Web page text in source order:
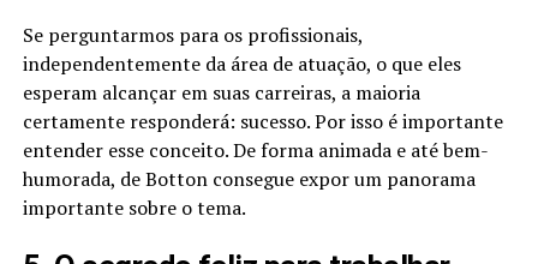
Se perguntarmos para os profissionais,
independentemente da área de atuação, o que eles
esperam alcançar em suas carreiras, a maioria
certamente responderá: sucesso. Por isso é importante
entender esse conceito. De forma animada e até bem-
humorada, de Botton consegue expor um panorama
importante sobre o tema.